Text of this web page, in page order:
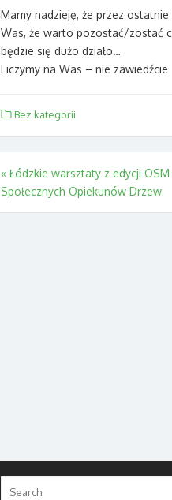
Mamy nadzieję, że przez
Was, że warto pozostać/zostać
będzie się dużo działo…
Liczymy na Was – nie zawiedźcie
Bez kategorii
Nawigacja
wpisu
« Łódzkie warsztaty z edycji OSM
Społecznych Opiekunów Drzew